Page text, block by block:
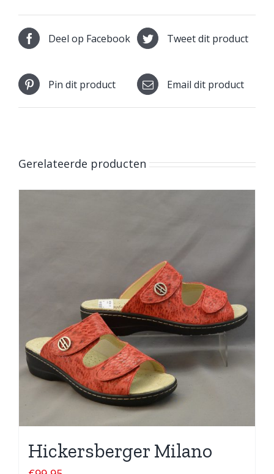
Deel op Facebook Tweet dit product
Pin dit product Email dit product
Gerelateerde producten
Hickersberger Milano